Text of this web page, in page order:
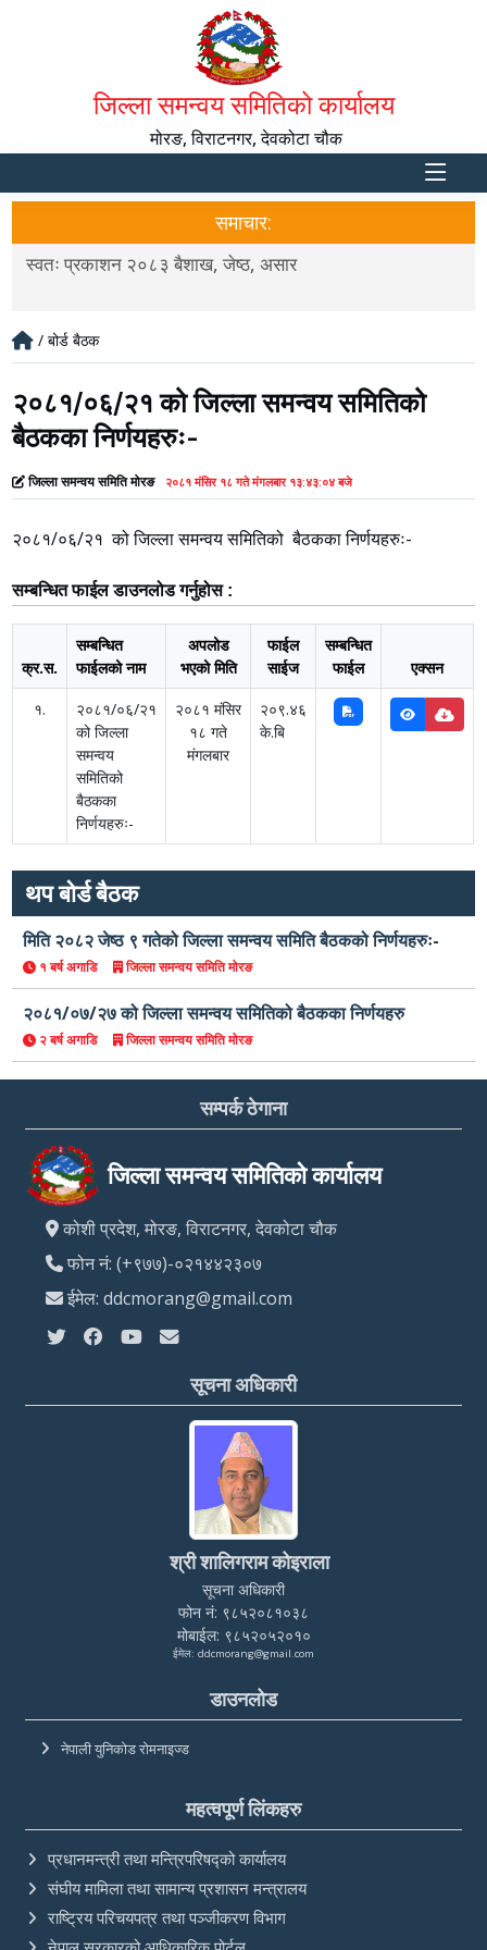
जिल्ला समन्वय समितिको कार्यालय
मोरङ, विराटनगर, देवकोटा चौक
समाचार:
स्वतः प्रकाशन २०८३ बैशाख, जेष्ठ, असार
/ बोर्ड बैठक
२०८१/०६/२१ को जिल्ला समन्वय समितिको
बैठकका निर्णयहरुः-
जिल्ला समन्वय समिति मोरङ २०८१ मंसिर १८ गते मंगलबार १३:४३:०४ बजे
२०८१/०६/२१ को जिल्ला समन्वय समितिको बैठकका निर्णयहरुः-
सम्बन्धित फाईल डाउनलोड गर्नुहोस :
क्र.स.
सम्बन्धित
फाईलको नाम
अपलोड
भएको मिति
फाईल
साईज
सम्बन्धित
फाईल
एक्सन
१.
२०८१/०६/२१
को जिल्ला
समन्वय
समितिको
बैठकका
निर्णयहरुः-
२०८१ मंसिर
१८ गते
मंगलबार
२०९.४६
के.बि
थप बोर्ड बैठक
मिति २०८२ जेष्ठ ९ गतेको जिल्ला समन्वय समिति बैठकको निर्णयहरुः-
१ बर्ष अगाडि जिल्ला समन्वय समिति मोरङ
२०८१/०७/२७ को जिल्ला समन्वय समितिको बैठकका निर्णयहरु
२ बर्ष अगाडि जिल्ला समन्वय समिति मोरङ
सम्पर्क ठेगाना
जिल्ला समन्वय समितिको कार्यालय
कोशी प्रदेश, मोरङ, विराटनगर, देवकोटा चौक
फोन नं: (+९७७)-०२१४४२३०७
ईमेल: ddcmorang@gmail.com
सूचना अधिकारी
श्री शालिगराम कोइराला
सूचना अधिकारी
फोन नं: ९८५२०८१०३८
मोबाईल: ९८५२०५२०१०
ईमेल: ddcmorang@gmail.com
डाउनलोड
नेपाली युनिकोड रोमनाइज्ड
महत्वपूर्ण लिंकहरु
प्रधानमन्त्री तथा मन्त्रिपरिषद्को कार्यालय
संघीय मामिला तथा सामान्य प्रशासन मन्त्रालय
राष्ट्रिय परिचयपत्र तथा पञ्‍जीकरण विभाग